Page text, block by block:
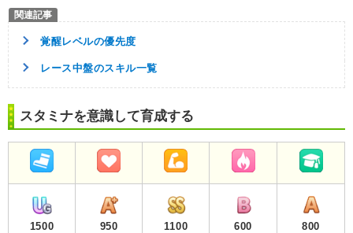
覚醒レベルの優先度
レース中盤のスキル一覧
スタミナを意識して育成する
1500 950 1100 600 800